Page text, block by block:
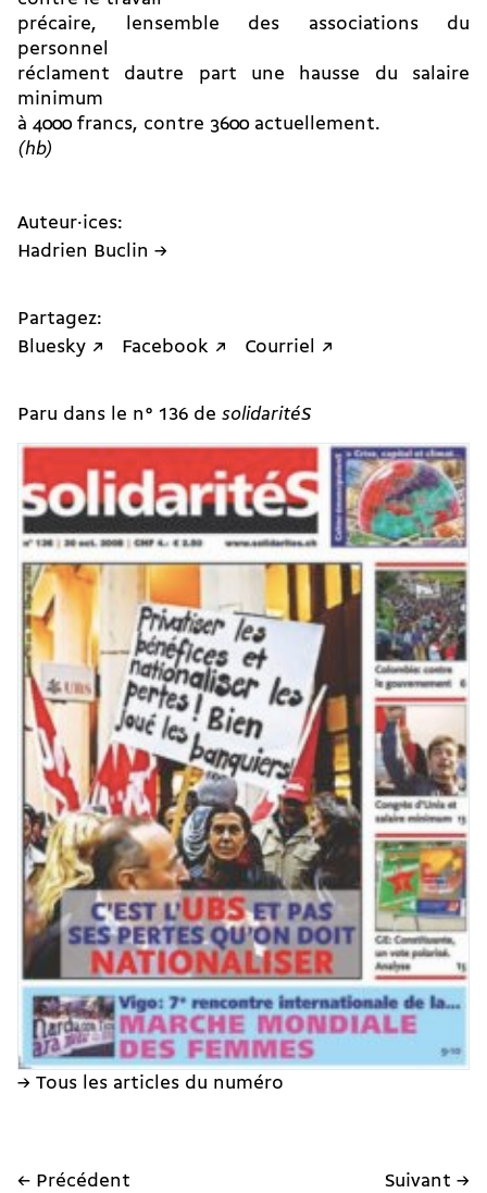
précaire, lensemble des associations du
personnel
réclament dautre part une hausse du salaire
minimum
à 4000 francs, contre 3600 actuellement.
(hb)
Auteur·ices:
Hadrien Buclin →
Partagez:
Bluesky ↗
Facebook ↗ Courriel ↗
Paru dans le n° 136 de solidaritéS
→ Tous les articles du numéro
← Précédent Suivant →